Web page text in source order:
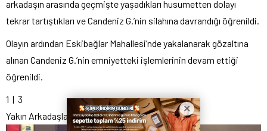
arkadaşın arasında geçmişte yaşadıkları husumetten dolayı
tekrar tartıştıkları ve Candeniz G.’nin silahına davrandığı öğrenildi.
Olayın ardından Eskibağlar Mahallesi’nde yakalanarak gözaltına
alınan Candeniz G.’nin emniyetteki işlemlerinin devam ettiği
öğrenildi.
1 | 3
Yakın Arkadaşların Tartışması Ci̇nayetle Son Buldu